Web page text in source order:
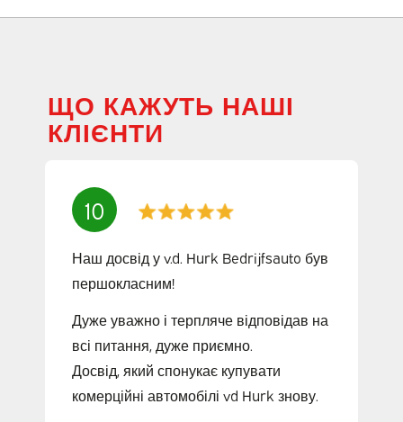
ЩО КАЖУТЬ НАШІ
КЛІЄНТИ
10
Наш досвід у v.d. Hurk Bedrijfsauto був
першокласним!
Дуже уважно і терпляче відповідав на
всі питання, дуже приємно.
Досвід, який спонукає купувати
комерційні автомобілі vd Hurk знову.